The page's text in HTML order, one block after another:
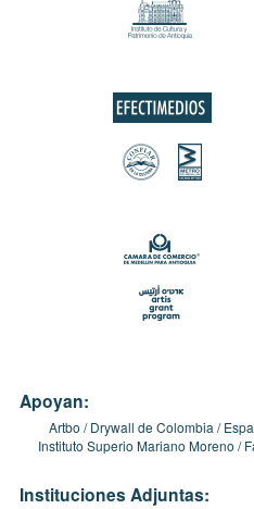
Apoyan:
Artbo Drywall de Colombia
Instituto Superio Mariano Moreno
Instituciones Adjuntas: